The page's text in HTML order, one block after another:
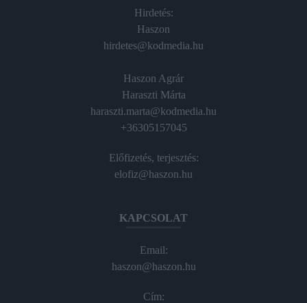
Hirdetés:
Haszon
hirdetes@kodmedia.hu
Haszon Agrár
Haraszti Márta
haraszti.marta@kodmedia.hu
+36305157045
Előfizetés, terjesztés:
elofiz@haszon.hu
KAPCSOLAT
Email:
haszon@haszon.hu
Cím: